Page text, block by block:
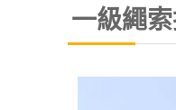
一級繩